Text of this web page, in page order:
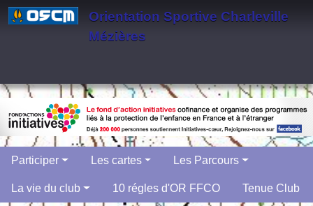
Orientation Sportive Charleville
Mézières
Participer Les cartes Les Parcours
La vie du club 10 régles d'OR FFCO Tenue Club
Panneau de gestion des cookies